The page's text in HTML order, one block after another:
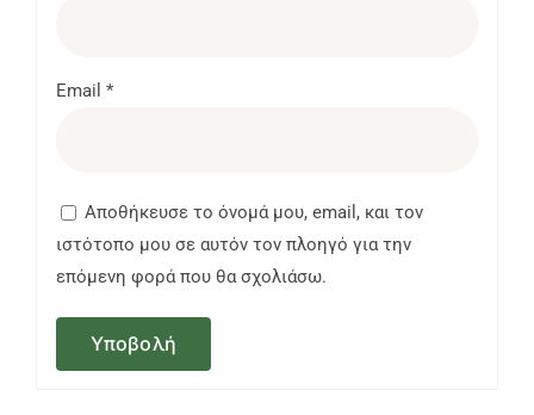
Email *
Αποθήκευσε το όνομά μου, email, και τον
ιστότοπο μου σε αυτόν τον πλοηγό για την
επόμενη φορά που θα σχολιάσω.